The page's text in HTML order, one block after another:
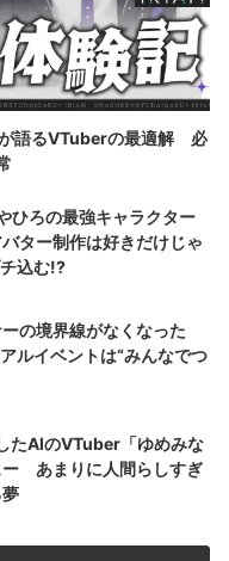
が語るVTuberの最適解 必
ひろの最強キャラクター
ター制作は好きだけじゃ
込む!?
の境界線がなくなった
ルイベントは“みんなでつ
たAIのVTuber「ゆめみな
ー あまりに人間らしすぎ